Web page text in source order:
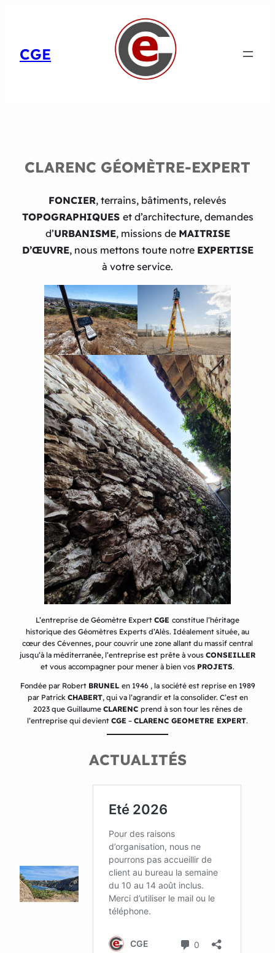
CGE
CLARENC GÉOMÈTRE-EXPERT
FONCIER, terrains, bâtiments, relevés
TOPOGRAPHIQUES et d’architecture, demandes
d’URBANISME, missions de MAITRISE
D’ŒUVRE, nous mettons toute notre EXPERTISE
à votre service.
L’entreprise de Géomètre Expert CGE constitue l’héritage
historique des Géomètres Experts d’Alès. Idéalement située, au
cœur des Cévennes, pour couvrir une zone allant du massif central
jusqu’à la méditerranée, l’entreprise est prête à vous CONSEILLER
et vous accompagner pour mener à bien vos PROJETS.
Fondée par Robert BRUNEL en 1946 , la société est reprise en 1989
par Patrick CHABERT, qui va l’agrandir et la consolider. C’est en
2023 que Guillaume CLARENC prend à son tour les rênes de
l’entreprise qui devient CGE – CLARENC GEOMETRE EXPERT.
ACTUALITÉS